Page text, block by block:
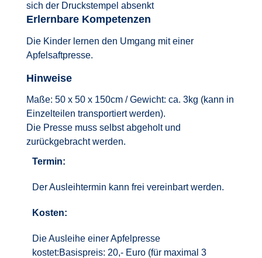
sich der Druckstempel absenkt
Erlernbare Kompetenzen
Die Kinder lernen den Umgang mit einer
Apfelsaftpresse.
Hinweise
Maße: 50 x 50 x 150cm / Gewicht: ca. 3kg (kann in
Einzelteilen transportiert werden).
Die Presse muss selbst abgeholt und
zurückgebracht werden.
Termin:
Der Ausleihtermin kann frei vereinbart werden.
Kosten:
Die Ausleihe einer Apfelpresse
kostet:Basispreis: 20,- Euro (für maximal 3